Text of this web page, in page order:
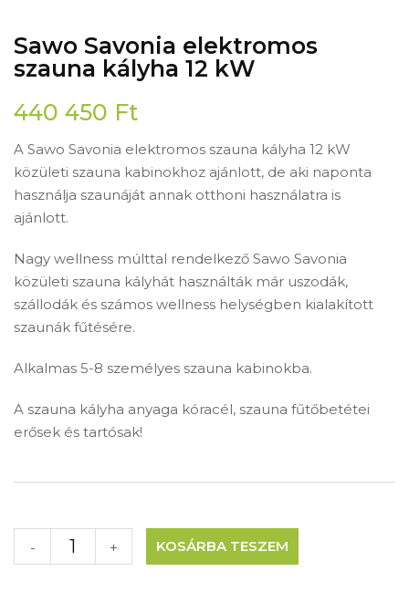
Sawo Savonia elektromos
szauna kályha 12 kW
440 450 Ft
A Sawo Savonia elektromos szauna kályha 12 kW
közületi szauna kabinokhoz ajánlott, de aki naponta
használja szaunáját annak otthoni használatra is
ajánlott.
Nagy wellness múlttal rendelkező Sawo Savonia
közületi szauna kályhát használták már uszodák,
szállodák és számos wellness helységben kialakított
szaunák fűtésére.
Alkalmas 5-8 személyes szauna kabinokba.
A szauna kályha anyaga kóracél, szauna fűtőbetétei
erősek és tartósak!
+
- KOSÁRBA TESZEM